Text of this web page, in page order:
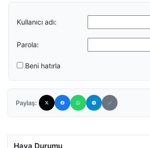
Kullanıcı adı:
Parola:
Beni hatırla
Paylaş:
Hava Durumu